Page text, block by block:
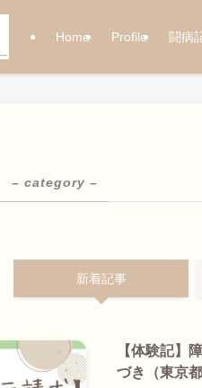
Home Profile 闘病
– category –
新着記事
【体験記】
づき（東京都